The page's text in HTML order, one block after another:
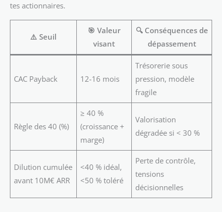
tes actionnaires.
⚠️ Seuil
🎯 Valeur
visant
🔍 Conséquences de
dépassement
CAC Payback 12-16 mois
Trésorerie sous
pression, modèle
fragile
Règle des 40 (%)
≥ 40 %
(croissance +
marge)
Valorisation
dégradée si < 30 %
Dilution cumulée
avant 10M€ ARR
<40 % idéal,
<50 % toléré
Perte de contrôle,
tensions
décisionnelles